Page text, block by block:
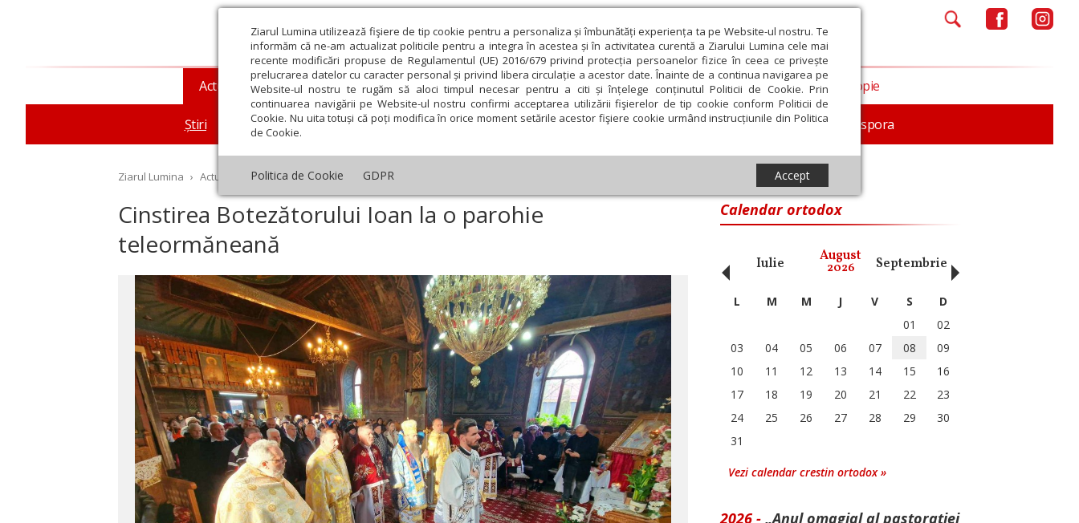
Ziarul Lumina utilizează fişiere de tip cookie pentru a personaliza și îmbunătăți experiența ta pe Website-ul nostru. Te
informăm că ne-am actualizat politicile pentru a integra în acestea și în activitatea curentă a Ziarului Lumina cele mai
recente modificări propuse de Regulamentul (UE) 2016/679 privind protecția persoanelor fizice în ceea ce privește
prelucrarea datelor cu caracter personal și privind libera circulație a acestor date. Înainte de a continua navigarea pe
Website-ul nostru te rugăm să aloci timpul necesar pentru a citi și înțelege conținutul Politicii de Cookie. Prin
continuarea navigării pe Website-ul nostru confirmi acceptarea utilizării fişierelor de tip cookie conform Politicii de
Cookie. Nu uita totuși că poți modifica în orice moment setările acestor fişiere cookie urmând instrucțiunile din Politica
de Cookie.
Politica de Cookie GDPR Accept
Actualitate religioasă
Știri Mesaje și cuvântări An omagial Comunicate de presă Documentar In memoriam Diaspora
Teologie și spiritualitate Educaţie și Cultură Societate Opinii Filantropie
Ziarul Lumina › Actualitate religioasă › Știri › Cinstirea Botezătorului Ioan la o parohie teleormăneană
Cinstirea Botezătorului Ioan la o parohie
teleormăneană
Calendar ortodox
Iulie August
2026 Septembrie Octombrie
‹ L M M J V S
D
01
02
03
04 05 06 07 08
09
10
11 12 13 14 15
16
17
18 19 20 21 22
23
24
25 26 27 28 29
30
31
Vezi calendar crestin ortodox »
2026 - „Anul omagial al pastorației